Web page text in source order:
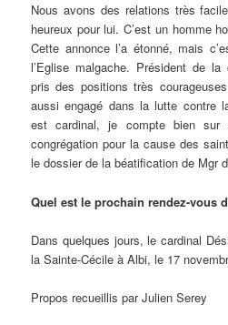
Nous avons des relations très
heureux pour lui. C’est un homme
Cette annonce l’a étonné, mais
l’Eglise malgache. Président de
pris des positions très
aussi engagé dans la lutte contre
est cardinal, je compte bien
congrégation pour la cause des
le dossier de la béatification de Mgr
Quel est le prochain rendez-vous
Dans quelques jours, le cardinal
la Sainte-Cécile à Albi, le 17
Propos recueillis par Julien Serey